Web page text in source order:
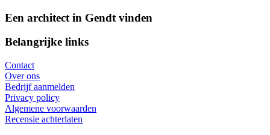
Een architect in Gendt vinden
Belangrijke links
Contact
Over ons
Bedrijf aanmelden
Privacy policy
Algemene voorwaarden
Recensie achterlaten